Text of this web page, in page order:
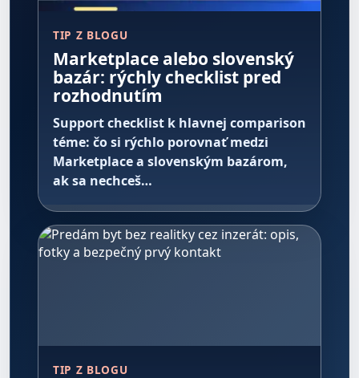
TIP Z BLOGU
Marketplace alebo slovenský
bazár: rýchly checklist pred
rozhodnutím
Support checklist k hlavnej comparison
téme: čo si rýchlo porovnať medzi
Marketplace a slovenským bazárom,
ak sa nechceš…
TIP Z BLOGU